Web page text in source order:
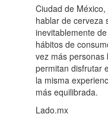
Ciudad de
hablar de cerveza
inevitablemente
hábitos de
vez más personas
permitan disfrutar
la misma
más equilibrada.
Lado.mx